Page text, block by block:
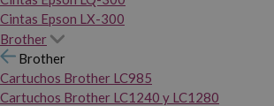
Cintas Epson LX-300
Brother
Brother
Cartuchos Brother LC985
Cartuchos Brother LC1240 y LC1280